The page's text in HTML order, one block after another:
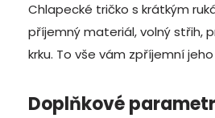
Chlapecké tričko s krátkým
příjemný materiál, volný střih,
krku. To vše vám zpříjemní
Doplňkové